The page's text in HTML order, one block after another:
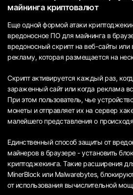
майнинга криптовалют
Еще одной формой атаки
вредоносное ПО для майнинга в
вредоносный скрипт на веб-сайты
рекламу, которая размещается на
Скрипт активируется каждый раз,
зараженный сайт или когда реклама
При этом пользователь, чье
монеты и отправляет их на сервер
малейшего представления о
Единственный способ защиты от
майнеров в браузере - установить
криптоджекинга. Такие расширения
MinerBlock или Malwarebytes,
от использования вычислительной